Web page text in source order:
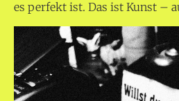
es perfekt ist. Das ist Kunst –